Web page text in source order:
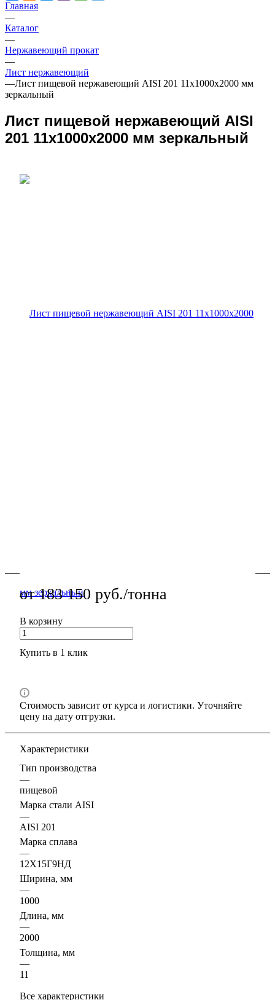
Главная
—
Каталог
—
Нержавеющий прокат
—
Лист нержавеющий
—Лист пищевой нержавеющий AISI 201 11х1000х2000 мм
зеркальный
Лист пищевой нержавеющий AISI
201 11х1000х2000 мм зеркальный
от 183 150 руб./тонна
В корзину
Купить в 1 клик
Стоимость зависит от курса и логистики. Уточняйте
цену на дату отгрузки.
Характеристики
Тип производства
—
пищевой
Марка стали AISI
—
AISI 201
Марка сплава
—
12Х15Г9НД
Ширина, мм
—
1000
Длина, мм
—
2000
Толщина, мм
—
11
Все характеристики